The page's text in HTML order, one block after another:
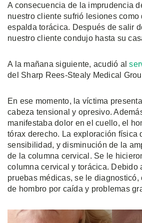
A consecuencia de la imprudencia
nuestro cliente sufrió lesiones como
espalda torácica. Después de salir
nuestro cliente condujo hasta su
A la mañana siguiente, acudió al
del Sharp Rees-Stealy Medical
En ese momento, la víctima
cabeza tensional y opresivo.
manifestaba dolor en el cuello, el
tórax derecho. La exploración física
sensibilidad, y disminución de la
de la columna cervical. Se le
columna cervical y torácica. Debido
pruebas médicas, se le diagnosticó,
de hombro por caída y problemas